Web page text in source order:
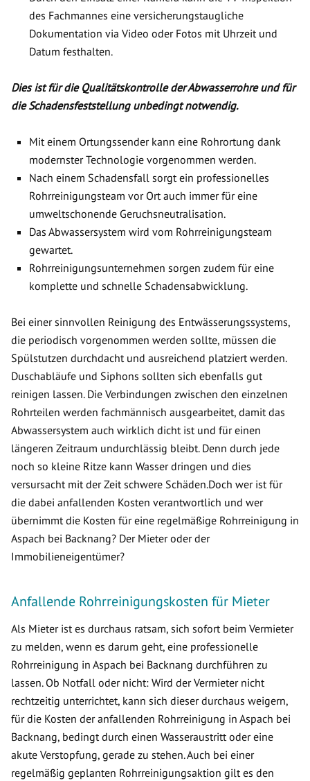
des Fachmannes eine versicherungstaugliche
Dokumentation via Video oder Fotos mit Uhrzeit und
Datum festhalten.
Dies ist für die Qualitätskontrolle der Abwasserrohre und für
die Schadensfeststellung unbedingt notwendig.
Mit einem Ortungssender kann eine Rohrortung dank
modernster Technologie vorgenommen werden.
Nach einem Schadensfall sorgt ein professionelles
Rohrreinigungsteam vor Ort auch immer für eine
umweltschonende Geruchsneutralisation.
Das Abwassersystem wird vom Rohrreinigungsteam
gewartet.
Rohrreinigungsunternehmen sorgen zudem für eine
komplette und schnelle Schadensabwicklung.
Bei einer sinnvollen Reinigung des Entwässerungssystems,
die periodisch vorgenommen werden sollte, müssen die
Spülstutzen durchdacht und ausreichend platziert werden.
Duschabläufe und Siphons sollten sich ebenfalls gut
reinigen lassen. Die Verbindungen zwischen den einzelnen
Rohrteilen werden fachmännisch ausgearbeitet, damit das
Abwassersystem auch wirklich dicht ist und für einen
längeren Zeitraum undurchlässig bleibt. Denn durch jede
noch so kleine Ritze kann Wasser dringen und dies
versursacht mit der Zeit schwere Schäden.Doch wer ist für
die dabei anfallenden Kosten verantwortlich und wer
übernimmt die Kosten für eine regelmäßige Rohrreinigung in
Aspach bei Backnang? Der Mieter oder der
Immobilieneigentümer?
Anfallende Rohrreinigungskosten für Mieter
Als Mieter ist es durchaus ratsam, sich sofort beim Vermieter
zu melden, wenn es darum geht, eine professionelle
Rohrreinigung in Aspach bei Backnang durchführen zu
lassen. Ob Notfall oder nicht: Wird der Vermieter nicht
rechtzeitig unterrichtet, kann sich dieser durchaus weigern,
für die Kosten der anfallenden Rohrreinigung in Aspach bei
Backnang, bedingt durch einen Wasseraustritt oder eine
akute Verstopfung, gerade zu stehen. Auch bei einer
regelmäßig geplanten Rohrreinigungsaktion gilt es den